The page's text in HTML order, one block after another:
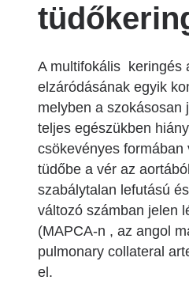
A multifokális keringés
elzáródásának egyik
melyben a szokásosan
teljes egészükben
csökevényes formában
tüdőbe a vér az
szabálytalan lefutású
változó számban jelen
(MAPCA-n , az angol
pulmonary collateral
el.